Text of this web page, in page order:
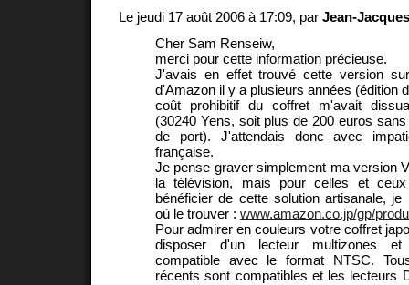
Le jeudi 17 août 2006 à 17:09, par Jean-
Cher Sam Renseiw,
merci pour cette information précieuse.
J'avais en effet trouvé cette version
d'Amazon il y a plusieurs années (édition
coût prohibitif du coffret m'avait
(30240 Yens, soit plus de 200 euros
de port). J'attendais donc avec
française.
Je pense graver simplement ma version
la télévision, mais pour celles et
bénéficier de cette solution artisanale, je
où le trouver : www.amazon.co.jp/gp/
Pour admirer en couleurs votre coffret
disposer d'un lecteur multizones et
compatible avec le format NTSC.
récents sont compatibles et les lecteurs